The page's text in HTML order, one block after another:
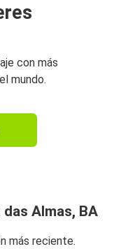
con más
mundo.
Almas, BA
más reciente.